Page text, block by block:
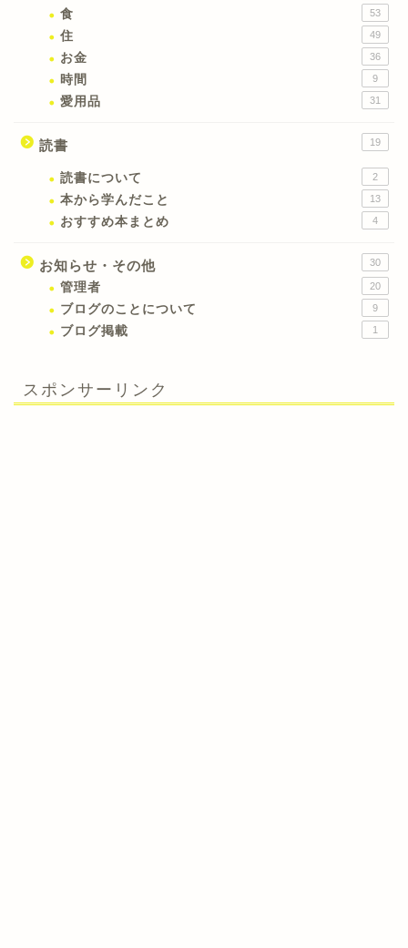
食 53
住 49
お金 36
時間 9
愛用品 31
読書 19
読書について 2
本から学んだこと 13
おすすめ本まとめ 4
お知らせ・その他 30
管理者 20
ブログのことについて 9
ブログ掲載 1
スポンサーリンク